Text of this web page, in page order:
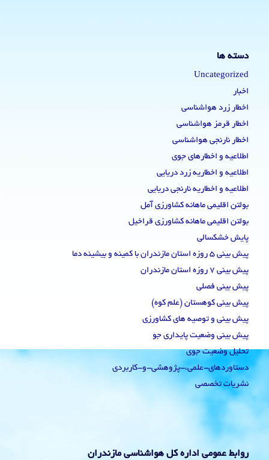
دسته ها
Uncategorized
اخبار
اخطار زرد هواشناسی
اخطار قرمز هواشناسی
اخطار نارنجی هواشناسی
اطلاعیه و اخطارهای جوی
اطلاعیه و اخطاریه زرد دریایی
اطلاعیه و اخطاریه نارنجی دریایی
بولتن اقلیمی ماهانه کشاورزی آمل
بولتن اقلیمی ماهانه کشاورزی قراخیل
پایش خشکسالی
پیش بینی 5 روزه استان مازندران با کمینه و بیشینه دما
پیش بینی 7 روزه استان مازندران
پیش بینی فصلی
پیش بینی کوهستان (علم کوه)
پیش بینی و توصیه های کشاورزی
پیش بینی وضعیت پایداری جو
تحلیل وضعیت جوی
دستاوردهای-علمی،-پژوهشی-و-کاربردی
نشریات تخصصی
روابط عمومی اداره کل هواشناسی مازندران